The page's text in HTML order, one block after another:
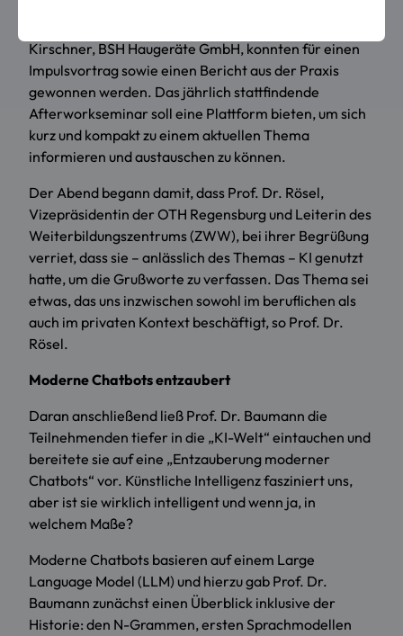
Prof. Dr. Timo Baumann, Fakultät Informatik und
Kirschner, BSH Haugeräte GmbH, konnten für einen
Impulsvortrag sowie einen Bericht aus der Praxis
gewonnen werden. Das jährlich stattfindende
Afterworkseminar soll eine Plattform bieten, um sich
kurz und kompakt zu einem aktuellen Thema
informieren und austauschen zu können.
Der Abend begann damit, dass Prof. Dr. Rösel,
Vizepräsidentin der OTH Regensburg und Leiterin des
Weiterbildungszentrums (ZWW), bei ihrer Begrüßung
verriet, dass sie – anlässlich des Themas – KI genutzt
hatte, um die Grußworte zu verfassen. Das Thema sei
etwas, das uns inzwischen sowohl im beruflichen als
auch im privaten Kontext beschäftigt, so Prof. Dr.
Rösel.
Moderne Chatbots entzaubert
Daran anschließend ließ Prof. Dr. Baumann die
Teilnehmenden tiefer in die „KI-Welt“ eintauchen und
bereitete sie auf eine „Entzauberung moderner
Chatbots“ vor. Künstliche Intelligenz fasziniert uns,
aber ist sie wirklich intelligent und wenn ja, in
welchem Maße?
Moderne Chatbots basieren auf einem Large
Language Model (LLM) und hierzu gab Prof. Dr.
Baumann zunächst einen Überblick inklusive der
Historie: den N-Grammen, ersten Sprachmodellen